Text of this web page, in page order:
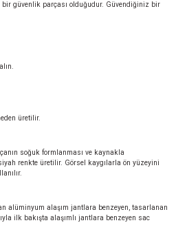
bir güvenlik parçası olduğudur. Güvendiğiniz bir
üretilir.
soğuk formlanması ve kaynakla
renkte üretilir. Görsel kaygılarla ön yüzeyini
alüminyum alaşım jantlara benzeyen, tasarlanan
ilk bakışta alaşımlı jantlara benzeyen sac